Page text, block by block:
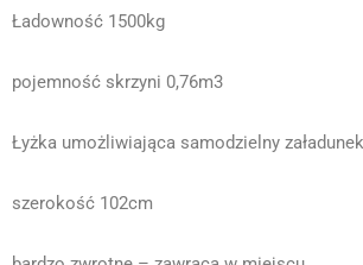
Ładowność 1500kg
pojemność skrzyni 0,76m3
Łyżka umożliwiająca samodzielny załadunek
szerokość 102cm